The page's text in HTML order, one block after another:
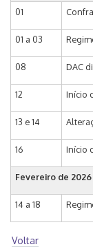
01
01 a 03
08 DAC
12 Início
13 e 14
16 Início
Fevereiro de 2026
14 a 18
Voltar